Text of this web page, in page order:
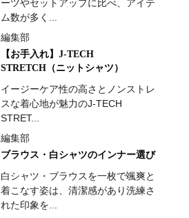
ーツやセットアップに比べ、アイテ
ム数が多く...
編集部
【お手入れ】J-TECH
STRETCH（ニットシャツ）
イージーケア性の高さとノンストレ
スな着心地が魅力のJ-TECH
STRET...
編集部
ブラウス・白シャツのインナー選び
白シャツ・ブラウスを一枚で颯爽と
着こなす姿は、清潔感があり洗練さ
れた印象を...